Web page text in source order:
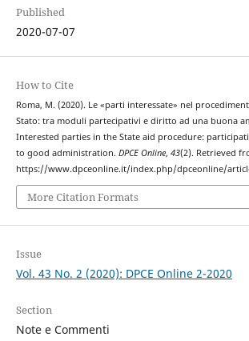
Published
2020-07-07
How to Cite
Roma, M. (2020). Le «parti interessate» nel
Stato: tra moduli partecipativi e diritto ad una buona
Interested parties in the State aid procedure:
to good administration. DPCE Online, 43(2). Retrieved
https://www.dpceonline.it/index.php/dpceonline/
More Citation Formats
Issue
Vol. 43 No. 2 (2020): DPCE Online 2-2020
Section
Note e Commenti